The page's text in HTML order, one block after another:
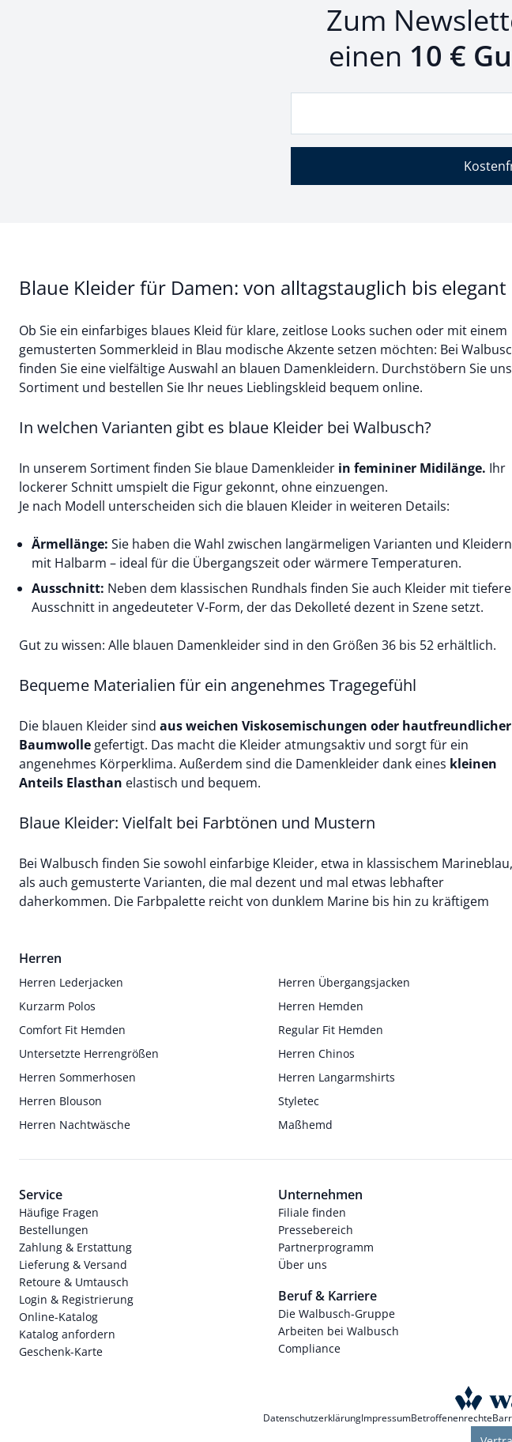
Zum
einen 10 €
Blaue Kleider für Damen: von alltagstauglich bis elegant
Ob Sie ein einfarbiges blaues Kleid für klare, zeitlose Looks suchen oder mit einem
gemusterten Sommerkleid in Blau modische Akzente setzen möchten: Bei
finden Sie eine vielfältige Auswahl an blauen Damenkleidern. Durchstöbern Sie
Sortiment und bestellen Sie Ihr neues Lieblingskleid bequem online.
In welchen Varianten gibt es blaue Kleider bei Walbusch?
In unserem Sortiment finden Sie blaue Damenkleider in femininer Midilänge. Ihr
lockerer Schnitt umspielt die Figur gekonnt, ohne einzuengen.
Je nach Modell unterscheiden sich die blauen Kleider in weiteren Details:
Ärmellänge: Sie haben die Wahl zwischen langärmeligen Varianten und Kleidern
mit Halbarm – ideal für die Übergangszeit oder wärmere Temperaturen.
Ausschnitt: Neben dem klassischen Rundhals finden Sie auch Kleider mit
Ausschnitt in angedeuteter V-Form, der das Dekolleté dezent in Szene setzt.
Gut zu wissen: Alle blauen Damenkleider sind in den Größen 36 bis 52 erhältlich.
Bequeme Materialien für ein angenehmes Tragegefühl
Die blauen Kleider sind aus weichen Viskosemischungen oder hautfreundlicher
Baumwolle gefertigt. Das macht die Kleider atmungsaktiv und sorgt für ein
angenehmes Körperklima. Außerdem sind die Damenkleider dank eines kleinen
Anteils Elasthan elastisch und bequem.
Blaue Kleider: Vielfalt bei Farbtönen und Mustern
Bei Walbusch finden Sie sowohl einfarbige Kleider, etwa in klassischem Marineblau,
als auch gemusterte Varianten, die mal dezent und mal etwas lebhafter
daherkommen. Die Farbpalette reicht von dunklem Marine bis hin zu kräftigem
Herren
Herren Lederjacken
Herren Übergangsjacken
Kurzarm Polos
Herren Hemden
Comfort Fit Hemden
Regular Fit Hemden
Untersetzte Herrengrößen
Herren Chinos
Herren Sommerhosen
Herren Langarmshirts
Herren Blouson
Styletec
Herren Nachtwäsche
Maßhemd
Service
Häufige Fragen
Bestellungen
Zahlung & Erstattung
Lieferung & Versand
Retoure & Umtausch
Login & Registrierung
Online-Katalog
Katalog anfordern
Geschenk-Karte
Unternehmen
Filiale finden
Pressebereich
Partnerprogramm
Über uns
Beruf & Karriere
Die Walbusch-Gruppe
Arbeiten bei Walbusch
Compliance
DatenschutzerklärungImpressumBetroffenenrechte